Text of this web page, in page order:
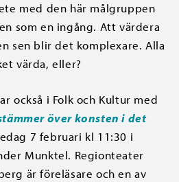
med den här målgruppen
som en ingång. Att värdera
sen blir det komplexare. Alla
värda, eller?
också i Folk och Kultur med
över konsten i det
7 februari kl 11:30 i
Munktel. Regionteater
är föreläsare och en av